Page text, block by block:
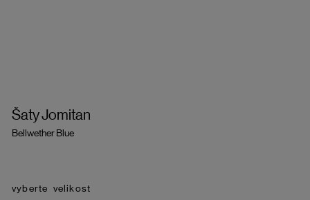
Šaty Jomitan
Bellwether Blue
velikost